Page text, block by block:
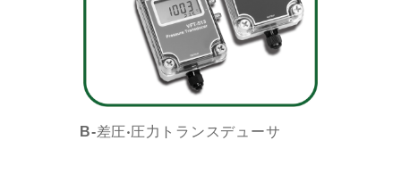
B-差圧‧圧力トランスデューサ